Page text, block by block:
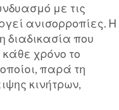
με τις
ανισορροπίες. Η
διαδικασία που
χρόνο το
παρά τη
κινήτρων,